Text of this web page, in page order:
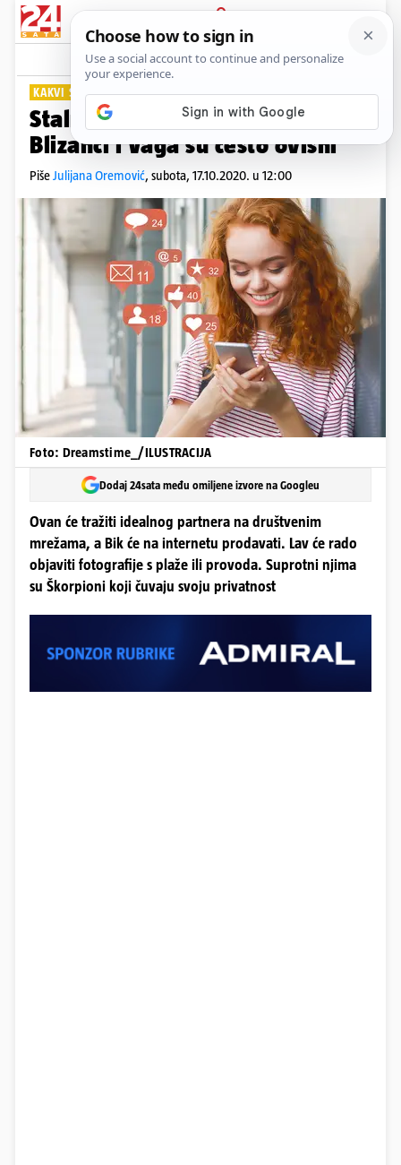
PRIJAVA
Lifestyle Komentari
KAKVI STE VI?
Stalno 'vise' na mobitelu: Lav,
Blizanci i Vaga su često ovisni
PišeJulijana Oremović, subota, 17.10.2020. u 12:00
Foto: Dreamstime_/ILUSTRACIJA
Dodaj 24sata među omiljene izvore na Googleu
Ovan će tražiti idealnog partnera na društvenim
mrežama, a Bik će na internetu prodavati. Lav će rado
objaviti fotografije s plaže ili provoda. Suprotni njima
su Škorpioni koji čuvaju svoju privatnost